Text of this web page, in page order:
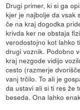
Drugi primer, ki si ga
kjer je najbolje da vsak
če na kraj dogodka
krivda ker ne obstaja
verodostojno kot lahko
drugi voznik. Podobno
kraj nezgode vidijo
cesto (razmerje
vanj trčilo. To ali je
da ustavi ali si ti res že
beseda. Ona lahko